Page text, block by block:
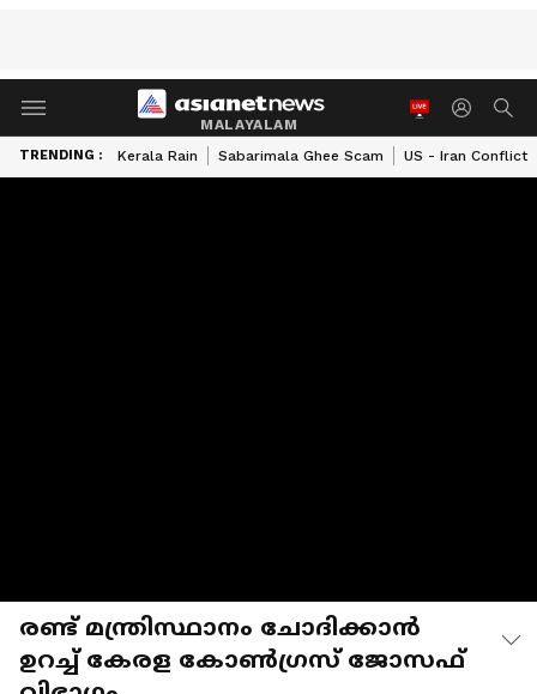
MALAYALAM
TRENDING : Kerala Rain Sabarimala Ghee Scam US - Iran Conflict
രണ്ട് മന്ത്രിസ്ഥാനം ചോദിക്കാൻ
ഉറച്ച് കേരള കോൺ​ഗ്രസ് ജോസഫ്